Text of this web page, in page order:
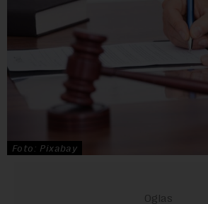
Foto: Pixabay